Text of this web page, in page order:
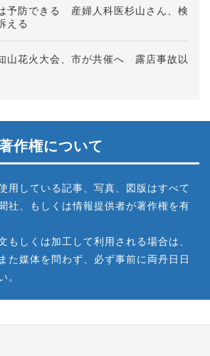
予防できる 産婦人科医杉山さん、検
える
山花火大会、市が共催へ 露店事故以
作権について
用している記事、写真、図版はすべて
社、もしくは情報提供者が著作権を有
もしくは加工して利用される場合は、
た媒体を問わず、必ず事前に両丹日日